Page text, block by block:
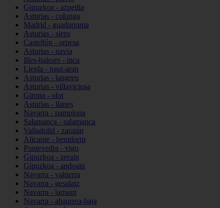
Gipuzkoa - azpeitia
Asturias - colunga
Madrid - guadarrama
Asturias - siero
Castellón - orpesa
Asturias - navia
Illes-balears - inca
Lleida - naut-aran
Asturias - langreo
Asturias - villaviciosa
Girona - olot
Asturias - llanes
Navarra - pamplona
Salamanca - salamanca
Valladolid - zaratán
Alicante - benidorm
Pontevedra - vigo
Gipuzkoa - zerain
Gipuzkoa - andoain
Navarra - valtierra
Navarra - gesalatz
Navarra - larraun
Navarra - abaurrea-baja